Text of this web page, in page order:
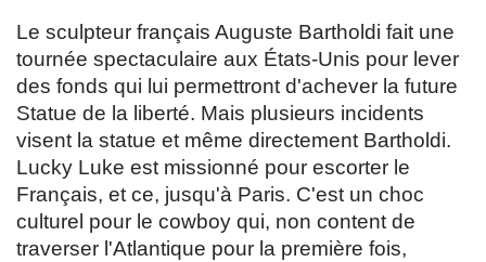
Le sculpteur français Auguste Bartholdi fait une
tournée spectaculaire aux États-Unis pour lever
des fonds qui lui permettront d'achever la future
Statue de la liberté. Mais plusieurs incidents
visent la statue et même directement Bartholdi.
Lucky Luke est missionné pour escorter le
Français, et ce, jusqu'à Paris. C'est un choc
culturel pour le cowboy qui, non content de
traverser l'Atlantique pour la première fois,